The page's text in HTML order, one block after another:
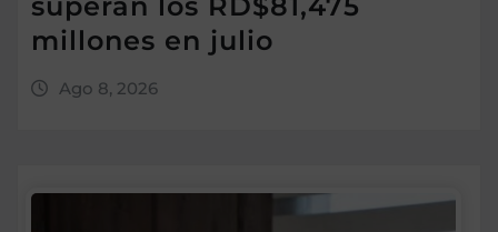
millones en julio
Ago 8, 2026